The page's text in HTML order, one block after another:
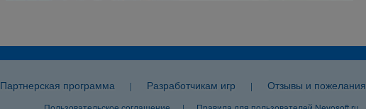
Партнерская программа | Разработчикам игр | Отзывы и пожелания